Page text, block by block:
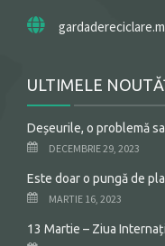
ULTIMELE
Deșeurile, o problemă
DECEMBRIE 29, 2023
Este doar o pungă de
MARTIE 16, 2023
13 Martie – Ziua